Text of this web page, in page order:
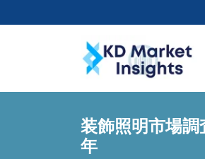
装飾照明市場
年